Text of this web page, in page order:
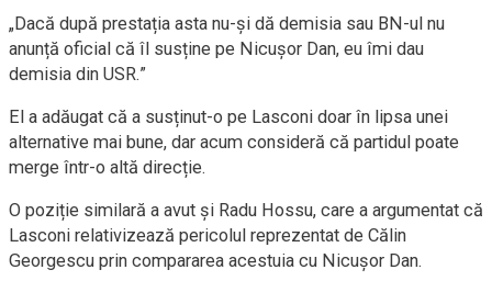
„Dacă după prestația asta nu-și dă demisia sau BN-ul nu
anunță oficial că îl susține pe Nicușor Dan, eu îmi dau
demisia din USR.”
El a adăugat că a susținut-o pe Lasconi doar în lipsa unei
alternative mai bune, dar acum consideră că partidul poate
merge într-o altă direcție.
O poziție similară a avut și Radu Hossu, care a argumentat că
Lasconi relativizează pericolul reprezentat de Călin
Georgescu prin compararea acestuia cu Nicușor Dan.